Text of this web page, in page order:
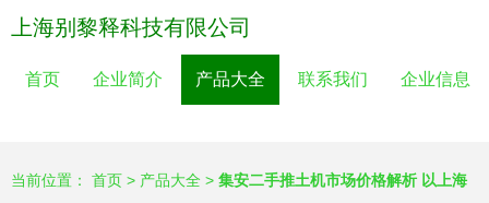
上海别黎释科技有限公司
首页 企业简介 产品大全 联系我们 企业信息
当前位置： 首页 > 产品大全 > 集安二手推土机市场价格解析 以上海